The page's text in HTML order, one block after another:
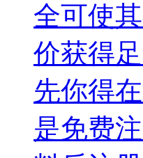
全可使
价获得
先你得
是免费